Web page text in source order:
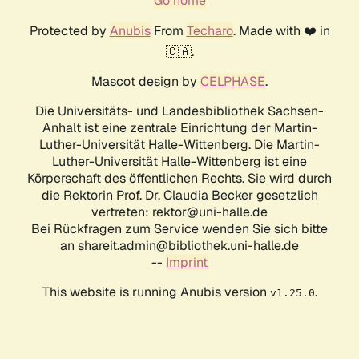
Protected by AnubisFrom Techaro. Made with ❤️ in
🇨🇦.
Mascot design by CELPHASE.
Die Universitäts- und Landesbibliothek Sachsen-
Anhalt ist eine zentrale Einrichtung der Martin-
Luther-Universität Halle-Wittenberg. Die Martin-
Luther-Universität Halle-Wittenberg ist eine
Körperschaft des öffentlichen Rechts. Sie wird durch
die Rektorin Prof. Dr. Claudia Becker gesetzlich
vertreten: rektor@uni-halle.de
Bei Rückfragen zum Service wenden Sie sich bitte
an shareit.admin@bibliothek.uni-halle.de
-- Imprint
This website is running Anubis version v1.25.0.